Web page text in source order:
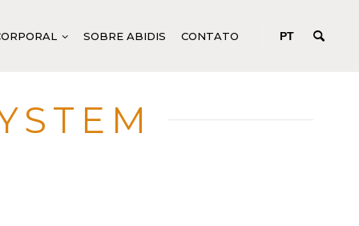
PRODUTOS CORPORAIS GENÉRICOS
CONCENTRADOS DE AÇÃO
SOBRE ABIDIS CONTATO PT